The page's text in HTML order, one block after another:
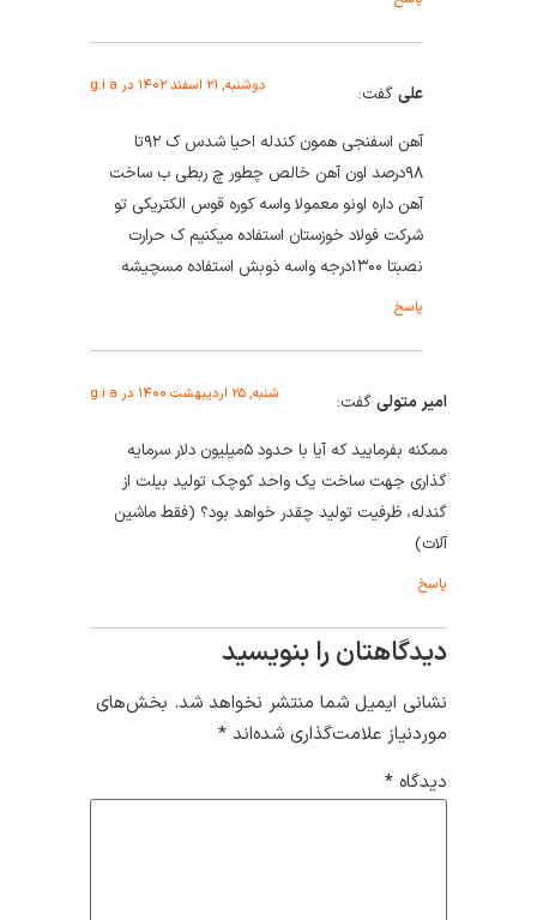
آهن اسفنجی همون کندله احیا شدس ک ۹۲تا
۹۸درصد اون آهن خالص چطور چ ربطی ب ساخت
آهن داره اونو معمولا واسه کوره قوس الکتریکی تو
شرکت فولاد خوزستان استفاده میکنیم ک حرارت
گفت:
ممکنه بفرمایید که آیا با حدود ۵میلیون دلار سرمایه
گذاری جهت ساخت یک واحد کوچک تولید بیلت از
گندله، ظرفیت تولید چقدر خواهد بود؟ (فقط ماشین
دیدگاهتان را بنویسید
نشانی ایمیل شما منتشر نخواهد شد. بخش‌های
موردنیاز علامت‌گذاری شده‌اند*